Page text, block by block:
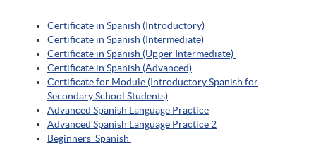
Certificate in Spanish (Introductory)
Certificate in Spanish (Intermediate)
Certificate in Spanish (Upper Intermediate)
Certificate in Spanish (Advanced)
Certificatefor Module (Introductory Spanish for
Secondary School Students)
Advanced Spanish Language Practice
Advanced Spanish Language Practice 2
Beginners' Spanish